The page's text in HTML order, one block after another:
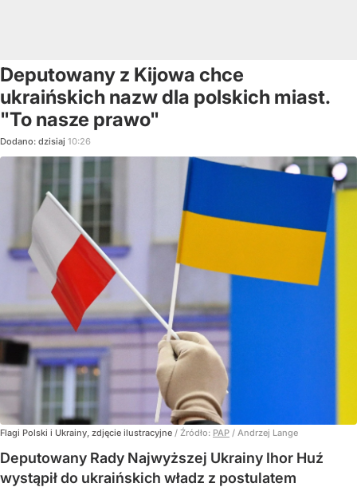
Deputowany z Kijowa chce
ukraińskich nazw dla polskich miast.
"To nasze prawo"
Dodano: dzisiaj 10:26
Flagi Polski i Ukrainy, zdjęcie ilustracyjne / Źródło: PAP / Andrzej Lange
Deputowany Rady Najwyższej Ukrainy Ihor Huź
wystąpił do ukraińskich władz z postulatem